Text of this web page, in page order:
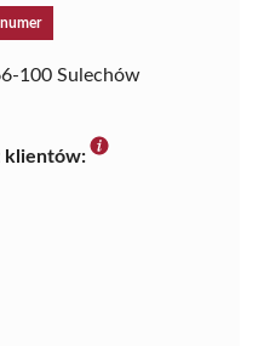
100 Sulechów
klientów: